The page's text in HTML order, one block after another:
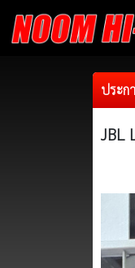
ประก
JBL